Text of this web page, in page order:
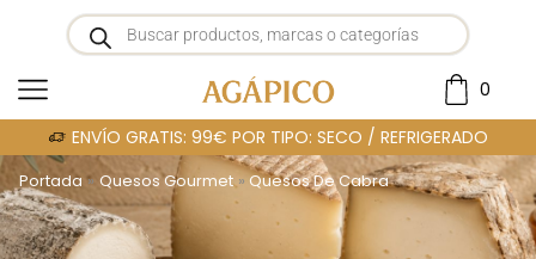
0
ENVÍO GRATIS: 99€ POR TIPO: SECO / REFRIGERADO
Portada » Quesos Gourmet»Quesos De Cabra